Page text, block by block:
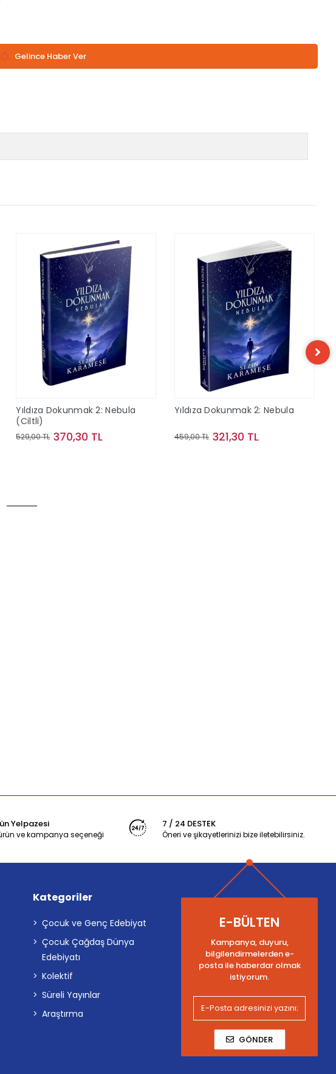
Gelince Haber Ver
Yıldıza Dokunmak 2: Nebula
(Ciltli)
529,00 TL 370,30 TL
Yıldıza Dokunmak 2: Nebula
459,00 TL 321,30 TL
Yelpazesi
ve kampanya seçeneği
7 / 24 DESTEK
Öneri ve şikayetlerinizi bize iletebilirsiniz.
Kategoriler
Çocuk ve Genç Edebiyat
Çocuk Çağdaş Dünya
Edebiyatı
Kolektif
Süreli Yayınlar
Araştırma
E-BÜLTEN
Kampanya, duyuru,
bilgilendirmelerden e-
posta ile haberdar olmak
istiyorum.
GÖNDER